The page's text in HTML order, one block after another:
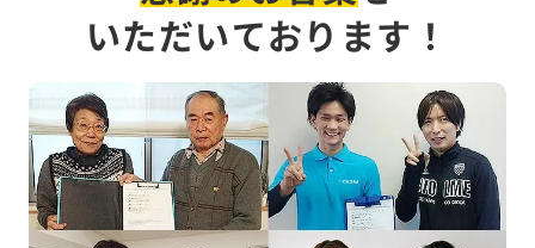
いただいております！